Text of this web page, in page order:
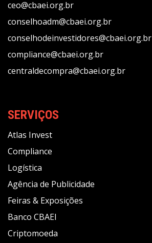
ceo@cbaei.org.br
conselhoadm@cbaei.org.br
conselhodeinvestidores@cbaei.org.br
compliance@cbaei.org.br
centraldecompra@cbaei.org.br
SERVIÇOS
Atlas Invest
Compliance
Logística
Agência de Publicidade
Feiras & Exposições
Banco CBAEI
Criptomoeda